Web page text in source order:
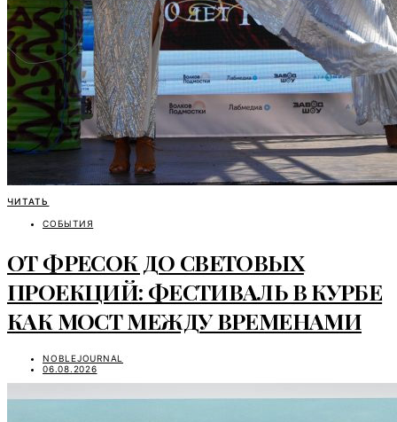
ЧИТАТЬ
СОБЫТИЯ
ОТ ФРЕСОК ДО СВЕТОВЫХ
ПРОЕКЦИЙ: ФЕСТИВАЛЬ В КУРБЕ
КАК МОСТ МЕЖДУ ВРЕМЕНАМИ
NOBLEJOURNAL
06.08.2026